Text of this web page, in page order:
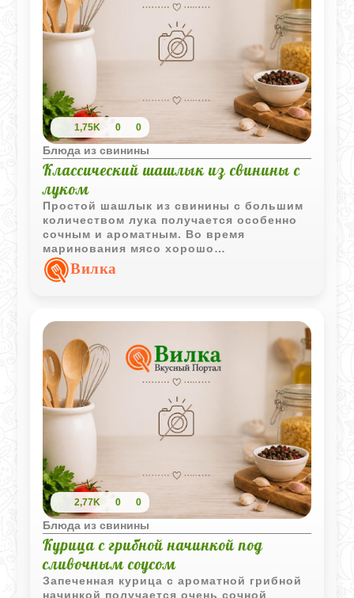
1,75K 0 0
Блюда из свинины
Классический шашлык из свинины с
луком
Простой шашлык из свинины с большим
количеством лука получается особенно
сочным и ароматным. Во время
маринования мясо хорошо
пропитывается луковым соком, а жар на
углях придает ему аппетитный дымный
Вилка
2,77K 0 0
Блюда из свинины
Курица с грибной начинкой под
сливочным соусом
Запеченная курица с ароматной грибной
начинкой получается очень сочной